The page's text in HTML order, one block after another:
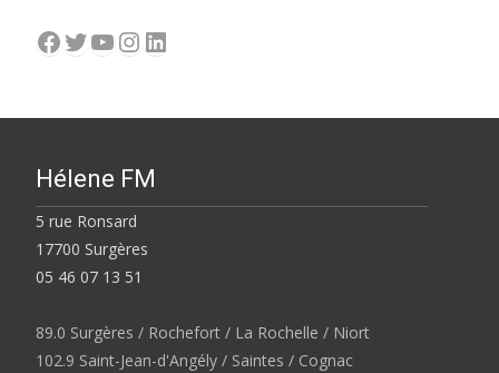
Facebook
Twitter
YouTube
Instagram
LinkedIn
Hélene FM
5 rue Ronsard
17700 Surgères
05 46 07 13 51
89.0 Surgères / Rochefort / La Rochelle / Niort
102.9 Saint-Jean-d'Angély / Saintes / Cognac